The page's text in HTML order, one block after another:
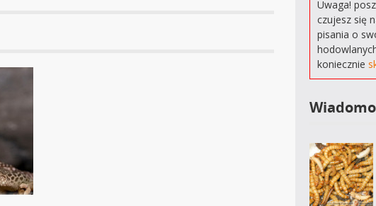
Uwaga!
czujesz się
pisania o
koniecznie